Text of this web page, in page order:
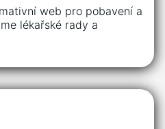
web pro pobavení a
lékařské rady a